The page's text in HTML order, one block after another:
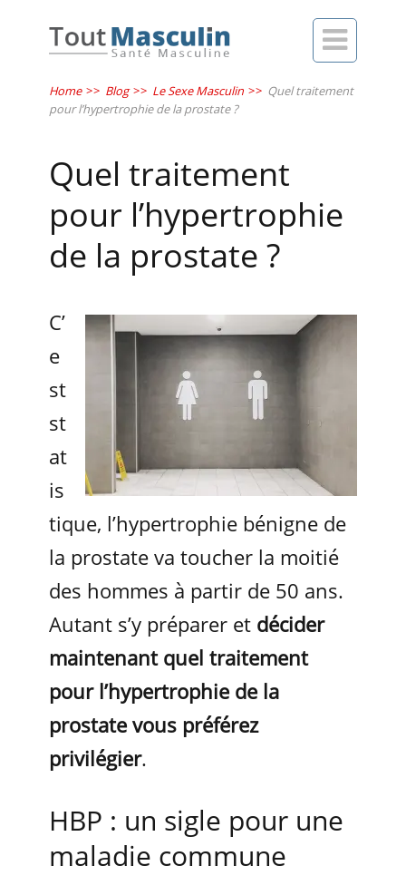

Home >> Blog >> Le Sexe Masculin >> Quel traitement
pour l’hypertrophie de la prostate ?
Quel traitement
pour l’hypertrophie
de la prostate ?
C’
e
st
st
at
is
tique, l’hypertrophie bénigne de
la prostate va toucher la moitié
des hommes à partir de 50 ans.
Autant s’y préparer et décider
maintenant quel traitement
pour l’hypertrophie de la
prostate vous préférez
privilégier.
HBP : un sigle pour une
maladie commune